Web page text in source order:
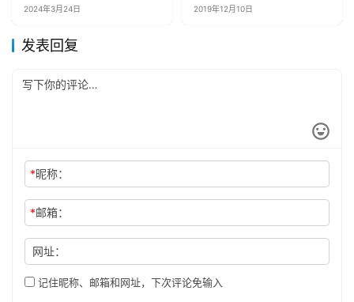
2024年3月24日 2019年12月10日
发表回复
*昵称：
*邮箱：
网址：
记住昵称、邮箱和网址，下次评论免输入